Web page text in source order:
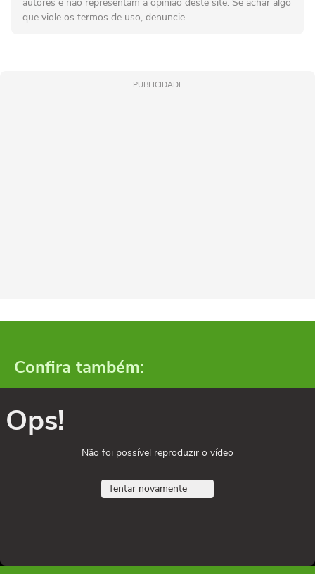
que viole os termos de uso, denuncie.
PUBLICIDADE
Confira também:
Ops!
Não foi possível reproduzir o vídeo
Tentar novamente